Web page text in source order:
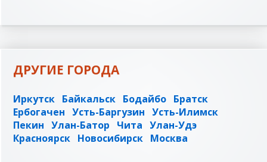
ДРУГИЕ ГОРОДА
Иркутск Байкальск Бодайбо Братск
Ербогачен Усть-Баргузин Усть-Илимск
Пекин Улан-Батор Чита Улан-Удэ
Красноярск Новосибирск Москва